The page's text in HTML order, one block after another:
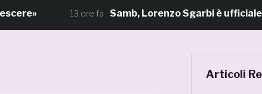
13 ore fa Samb, Lorenzo Sgarbi è ufficiale:
Articoli